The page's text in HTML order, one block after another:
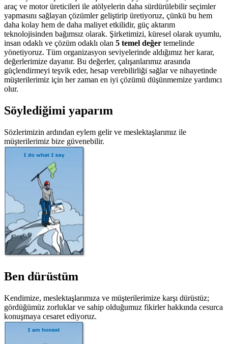
araç ve motor üreticileri ile atölyelerin daha sürdürülebilir seçimler
yapmasını sağlayan çözümler geliştirip üretiyoruz, çünkü bu hem
daha kolay hem de daha maliyet etkilidir, güç aktarım
teknolojisinden bağımsız olarak. Şirketimizi, küresel olarak uyumlu,
insan odaklı ve çözüm odaklı olan 5 temel değer temelinde
yönetiyoruz. Tüm organizasyon seviyelerinde aldığımız her karar,
değerlerimize dayanır. Bu değerler, çalışanlarımız arasında
güçlendirmeyi teşvik eder, hesap verebilirliği sağlar ve nihayetinde
müşterilerimiz için her zaman en iyi çözümü düşünmemize yardımcı
olur.
Söylediğimi yaparım
Sözlerimizin ardından eylem gelir ve meslektaşlarımız ile
müşterilerimiz bize güvenebilir.
Ben dürüstüm
Kendimize, meslektaşlarımıza ve müşterilerimize karşı dürüstüz;
gördüğümüz zorluklar ve sahip olduğumuz fikirler hakkında cesurca
konuşmaya cesaret ediyoruz.